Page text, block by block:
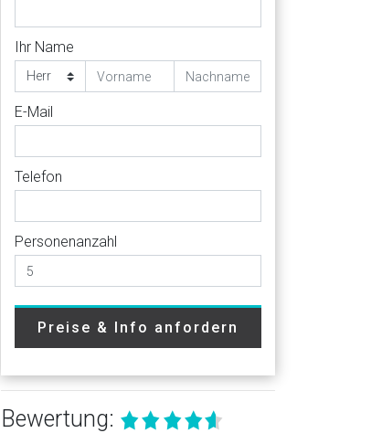
Ihr Name
E-Mail
Telefon
Personenanzahl
Preise & Info anfordern
Bewertung: